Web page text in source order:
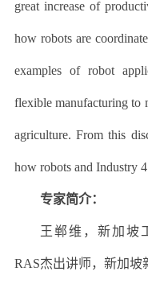
great increase of
how robots are
examples of robot
flexible manufacturing to
agriculture. From this
how robots and Industry
专家简介：
王郸维，新加坡
RAS杰出讲师，新加坡